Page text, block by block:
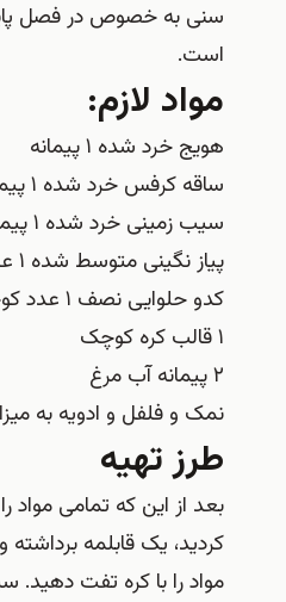
سنی به خصوص در فصل
است.
مواد لازم:
هویج خرد شده ۱ پیمانه
ساقه کرفس خرد شده ۱ پیمانه
سیب زمینی خرد شده ۱ پیمانه
پیاز نگینی متوسط شده ۱ عدد متوسط
کدو حلوایی نصف ۱ عدد کوچک
۱ قالب کره کوچک
۲ پیمانه آب مرغ
نمک و فلفل و ادویه به
طرز تهیه
بعد از این که تمامی مواد
مواد را با کره تفت دهید.